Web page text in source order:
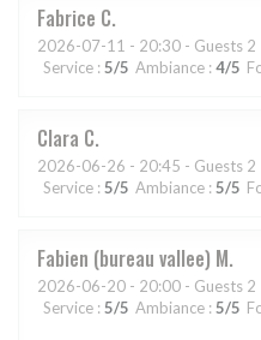
Fabrice C
2026-07-11 - 20:30 - Guests 2
Service : 5/5 Ambiance : 4/5
Clara C
2026-06-26 - 20:45 - Guests 2
Service : 5/5 Ambiance : 5/5
Fabien (bureau vallee) M
2026-06-20 - 20:00 - Guests 2
Service : 5/5 Ambiance : 5/5